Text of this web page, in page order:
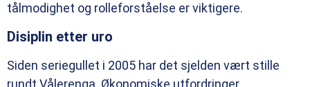
tålmodighet og rolleforståelse er viktigere.
Disiplin etter uro
Siden seriegullet i 2005 har det sjelden vært stille
rundt Vålerenga. Økonomiske utfordringer,